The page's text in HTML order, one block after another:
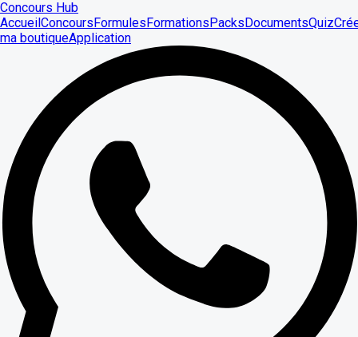
Concours Hub
AccueilConcoursFormulesFormationsPacksDocumentsQuiz
ma boutiqueApplication